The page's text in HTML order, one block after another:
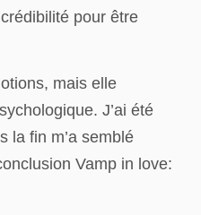
pour être
mais elle
J’ai été
la fin m’a semblé
Vamp in love: